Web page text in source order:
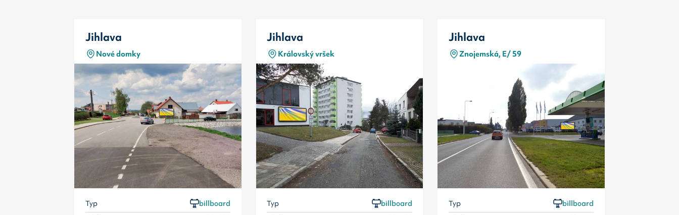
Jihlava
Nové domky
Typ
billboard
Jihlava
Královský vršek
Typ
billboard
Jihlava
Znojemská, E/ 59
Typ
billboard